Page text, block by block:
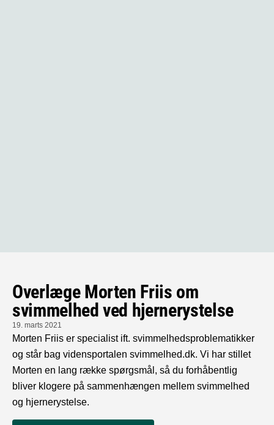
Overlæge Morten Friis om
svimmelhed ved hjernerystelse
19. marts 2021
Morten Friis er specialist ift. svimmelhedsproblematikker
og står bag vidensportalen svimmelhed.dk. Vi har stillet
Morten en lang række spørgsmål, så du forhåbentlig
bliver klogere på sammenhængen mellem svimmelhed
og hjernerystelse.